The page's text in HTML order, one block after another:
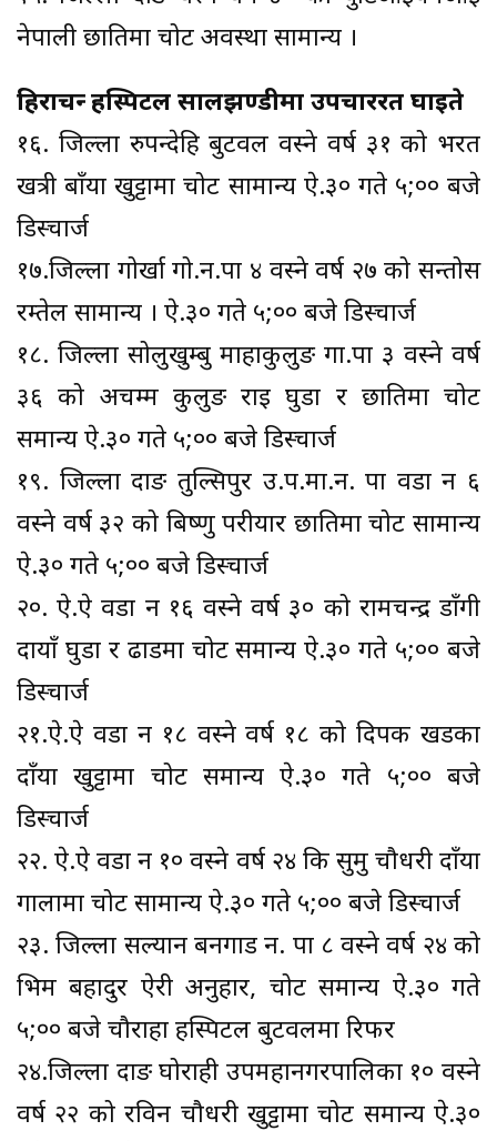
नेपाली छातिमा चोट अवस्था सामान्य ।
हिराचन्द्र हस्पिटल सालझण्डीमा उपचाररत घाइते
१६. जिल्ला रुपन्देहि बुटवल वस्ने वर्ष ३१ को भरत
खत्री बाँया खुट्टामा चोट सामान्य ऐ.३० गते ५;०० बजे
डिस्चार्ज
१७.जिल्ला गोर्खा गो.न.पा ४ वस्ने वर्ष २७ को सन्तोस
रम्तेल सामान्य । ऐ.३० गते ५;०० बजे डिस्चार्ज
१८. जिल्ला सोलुखुम्बु माहाकुलुङ गा.पा ३ वस्ने वर्ष
३६ को अचम्म कुलुङ राइ घुडा र छातिमा चोट
समान्य ऐ.३० गते ५;०० बजे डिस्चार्ज
१९. जिल्ला दाङ तुल्सिपुर उ.प.मा.न. पा वडा न ६
वस्ने वर्ष ३२ को बिष्णु परीयार छातिमा चोट सामान्य
ऐ.३० गते ५;०० बजे डिस्चार्ज
२०. ऐ.ऐ वडा न १६ वस्ने वर्ष ३० को रामचन्द्र डाँगी
दायाँ घुडा र ढाडमा चोट समान्य ऐ.३० गते ५;०० बजे
डिस्चार्ज
२१.ऐ.ऐ वडा न १८ वस्ने वर्ष १८ को दिपक खडका
दाँया खुट्टामा चोट समान्य ऐ.३० गते ५;०० बजे
डिस्चार्ज
२२. ऐ.ऐ वडा न १० वस्ने वर्ष २४ कि सुमु चौधरी दाँया
गालामा चोट सामान्य ऐ.३० गते ५;०० बजे डिस्चार्ज
२३. जिल्ला सल्यान बनगाड न. पा ८ वस्ने वर्ष २४ को
भिम बहादुर ऐरी अनुहार, चोट समान्य ऐ.३० गते
५;०० बजे चौराहा हस्पिटल बुटवलमा रिफर
२४.जिल्ला दाङ घोराही उपमहानगरपालिका १० वस्ने
वर्ष २२ को रविन चौधरी खुट्टामा चोट समान्य ऐ.३०